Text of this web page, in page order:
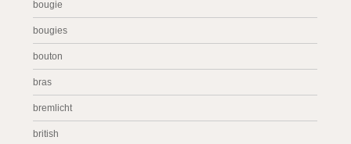
bougie
bougies
bouton
bras
bremlicht
british